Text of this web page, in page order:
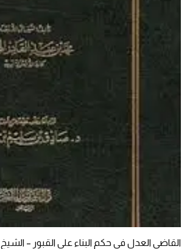
القاضي العدل في حكم البناء على القبور – الشيخ